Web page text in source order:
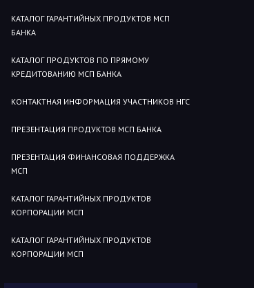
КАТАЛОГ ГАРАНТИЙНЫХ ПРОДУКТОВ МСП
БАНКА
КАТАЛОГ ПРОДУКТОВ ПО ПРЯМОМУ
КРЕДИТОВАНИЮ МСП БАНКА
КОНТАКТНАЯ ИНФОРМАЦИЯ УЧАСТНИКОВ НГС
ПРЕЗЕНТАЦИЯ ПРОДУКТОВ МСП БАНКА
ПРЕЗЕНТАЦИЯ ФИНАНСОВАЯ ПОДДЕРЖКА
МСП
КАТАЛОГ ГАРАНТИЙНЫХ ПРОДУКТОВ
КОРПОРАЦИИ МСП
КАТАЛОГ ГАРАНТИЙНЫХ ПРОДУКТОВ
КОРПОРАЦИИ МСП